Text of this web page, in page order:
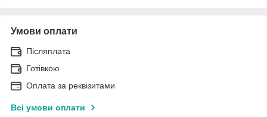
Умови оплати
Післяплата
Готівкою
Оплата за реквізитами
Всі умови оплати